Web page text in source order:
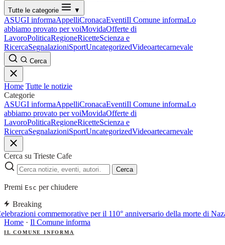
Tutte le categorie ▼
ASUGI informaAppelliCronacaEventiIl Comune informaLo
abbiamo provato per voiMovidaOfferte di
LavoroPoliticaRegioneRicetteScienza e
RicercaSegnalazioniSportUncategorizedVideoartecarnevale
Cerca
Home Tutte le notizie
Categorie
ASUGI informaAppelliCronacaEventiIl Comune informaLo
abbiamo provato per voiMovidaOfferte di
LavoroPoliticaRegioneRicetteScienza e
RicercaSegnalazioniSportUncategorizedVideoartecarnevale
Cerca su Trieste Cafe
Cerca
Premi Esc per chiudere
Breaking
commemorative per il 110° anniversario della morte di
Home · Il Comune informa
IL COMUNE INFORMA